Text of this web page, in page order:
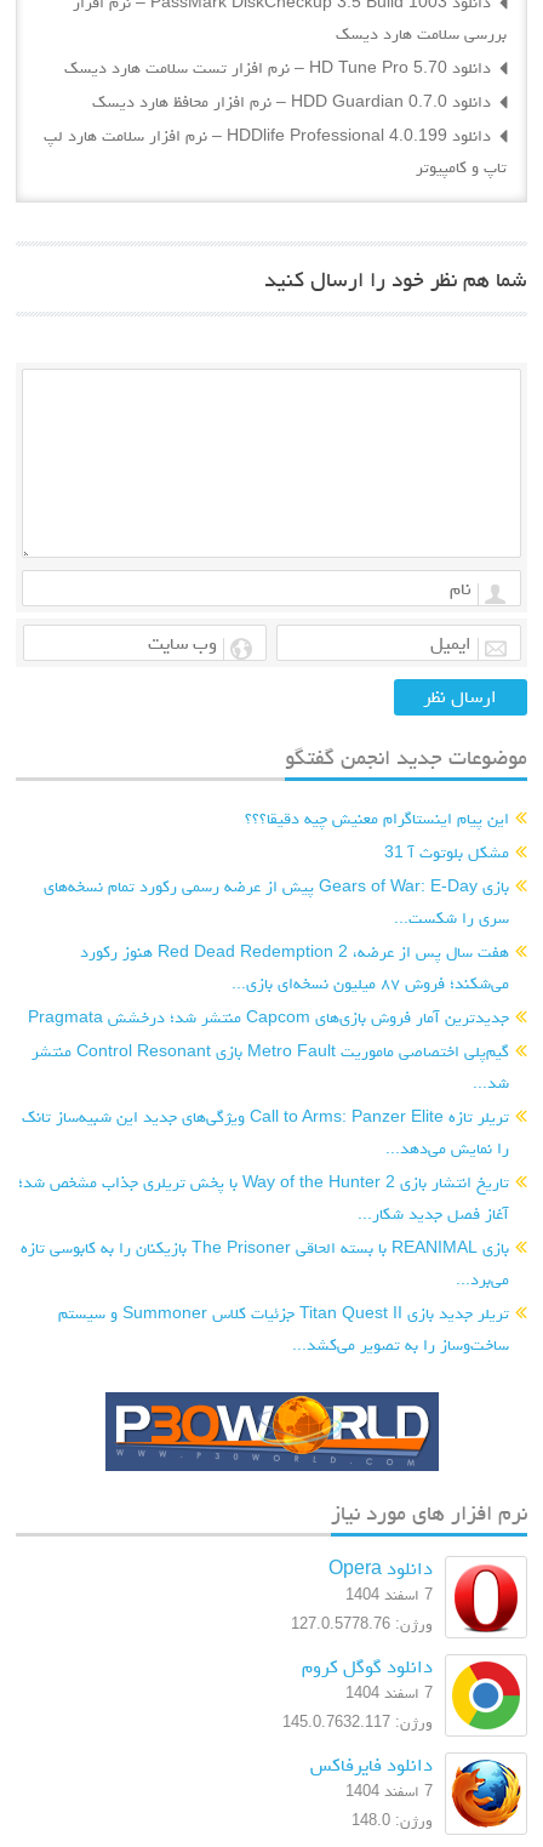
بررسی سلامت هارد دیسک
دانلود HD Tune Pro 5.70 – نرم افزار تست سلامت هارد دیسک
دانلود HDD Guardian 0.7.0 – نرم افزار محافظ هارد دیسک
دانلود HDDlife Professional 4.0.199 – نرم افزار سلامت هارد لپ
تاپ و کامپیوتر
شما هم نظر خود را ارسال کنید
موضوعات جدید انجمن گفتگو
این پیام اینستاگرام معنیش چیه دقیقا؟؟؟
مشکل بلوتوث آ 31
بازی Gears of War: E-Day پیش از عرضه رسمی رکورد تمام نسخه‌های
سری را شکست...
هفت سال پس از عرضه، Red Dead Redemption 2 هنوز رکورد
می‌شکند؛ فروش ۸۷ میلیون نسخه‌ای بازی...
جدیدترین آمار فروش بازی‌های Capcom منتشر شد؛ درخشش Pragmata
گیم‌پلی اختصاصی ماموریت Metro Fault بازی Control Resonant منتشر
شد...
تریلر تازه Call to Arms: Panzer Elite ویژگی‌های جدید این شبیه‌ساز تانک
را نمایش می‌دهد...
تاریخ انتشار بازی Way of the Hunter 2 با پخش تریلری جذاب مشخص شد؛
آغاز فصل جدید شکار...
بازی REANIMAL با بسته الحاقی The Prisoner بازیکنان را به کابوسی تازه
می‌برد...
تریلر جدید بازی Titan Quest II جزئیات کلاس Summoner و سیستم
ساخت‌وساز را به تصویر می‌کشد...
نرم افزار های مورد نیاز
دانلود Opera
7 اسفند 1404
ورژن: 127.0.5778.76
دانلود گوگل کروم
7 اسفند 1404
ورژن: 145.0.7632.117
دانلود فایرفاکس
7 اسفند 1404
ورژن: 148.0